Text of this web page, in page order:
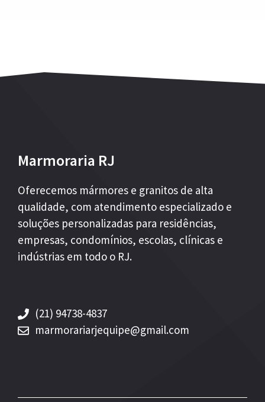
Marmoraria RJ
Oferecemos mármores e granitos de alta
qualidade, com atendimento especializado e
soluções personalizadas para residências,
empresas, condomínios, escolas, clínicas e
indústrias em todo o RJ.
(21) 94738-4837
marmorariarjequipe@gmail.com